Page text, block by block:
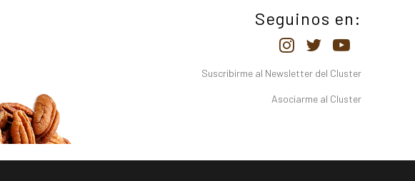
Seguinos en:
Suscribirme al Newsletter del Cluster
Asociarme al Cluster